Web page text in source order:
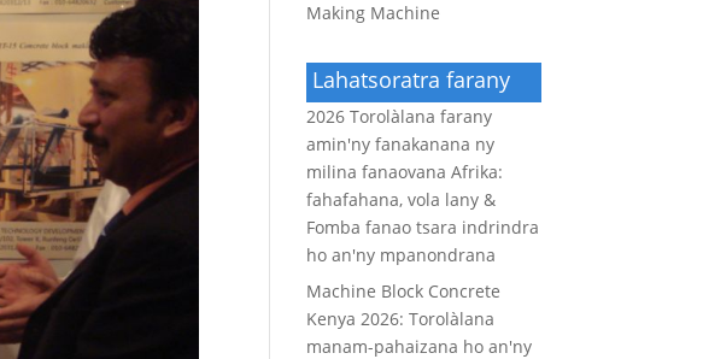
Making Machine
Lahatsoratra farany
2026 Torolàlana farany
amin'ny fanakanana ny
milina fanaovana Afrika:
fahafahana, vola lany &
Fomba fanao tsara indrindra
ho an'ny mpanondrana
Machine Block Concrete
Kenya 2026: Torolàlana
manam-pahaizana ho an'ny